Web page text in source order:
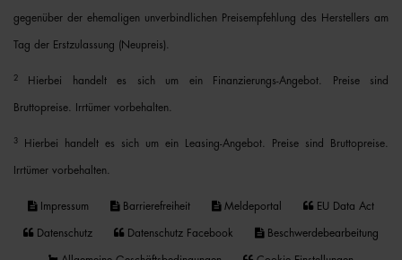
gegenüber der ehemaligen unverbindlichen Preisempfehlung des Herstellers am
Tag der Erstzulassung (Neupreis).
2 Hierbei handelt es sich um ein Finanzierungs-Angebot. Preise sind
Bruttopreise. Irrtümer vorbehalten.
3 Hierbei handelt es sich um ein Leasing-Angebot. Preise sind Bruttopreise.
Irrtümer vorbehalten.
Impressum Barrierefreiheit Meldeportal EU Data Act
Datenschutz Datenschutz Facebook Beschwerdebearbeitung